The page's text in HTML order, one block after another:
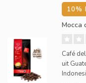
10%
Mocca
Café
uit